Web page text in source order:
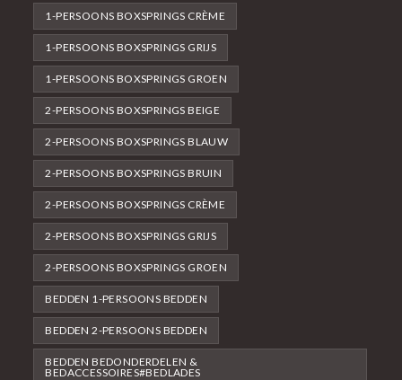
1-PERSOONS BOXSPRINGS CRÈME
1-PERSOONS BOXSPRINGS GRIJS
1-PERSOONS BOXSPRINGS GROEN
2-PERSOONS BOXSPRINGS BEIGE
2-PERSOONS BOXSPRINGS BLAUW
2-PERSOONS BOXSPRINGS BRUIN
2-PERSOONS BOXSPRINGS CRÈME
2-PERSOONS BOXSPRINGS GRIJS
2-PERSOONS BOXSPRINGS GROEN
BEDDEN 1-PERSOONS BEDDEN
BEDDEN 2-PERSOONS BEDDEN
BEDDEN BEDONDERDELEN &
BEDACCESSOIRES#BEDLADES